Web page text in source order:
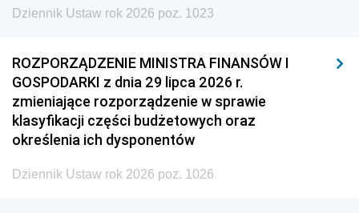
Dziennik Ustaw rok 2026 poz. 1023
ROZPORZĄDZENIE MINISTRA FINANSÓW I
GOSPODARKI z dnia 29 lipca 2026 r.
zmieniające rozporządzenie w sprawie
klasyfikacji części budżetowych oraz
określenia ich dysponentów
Dziennik Ustaw rok 2026 poz. 1026